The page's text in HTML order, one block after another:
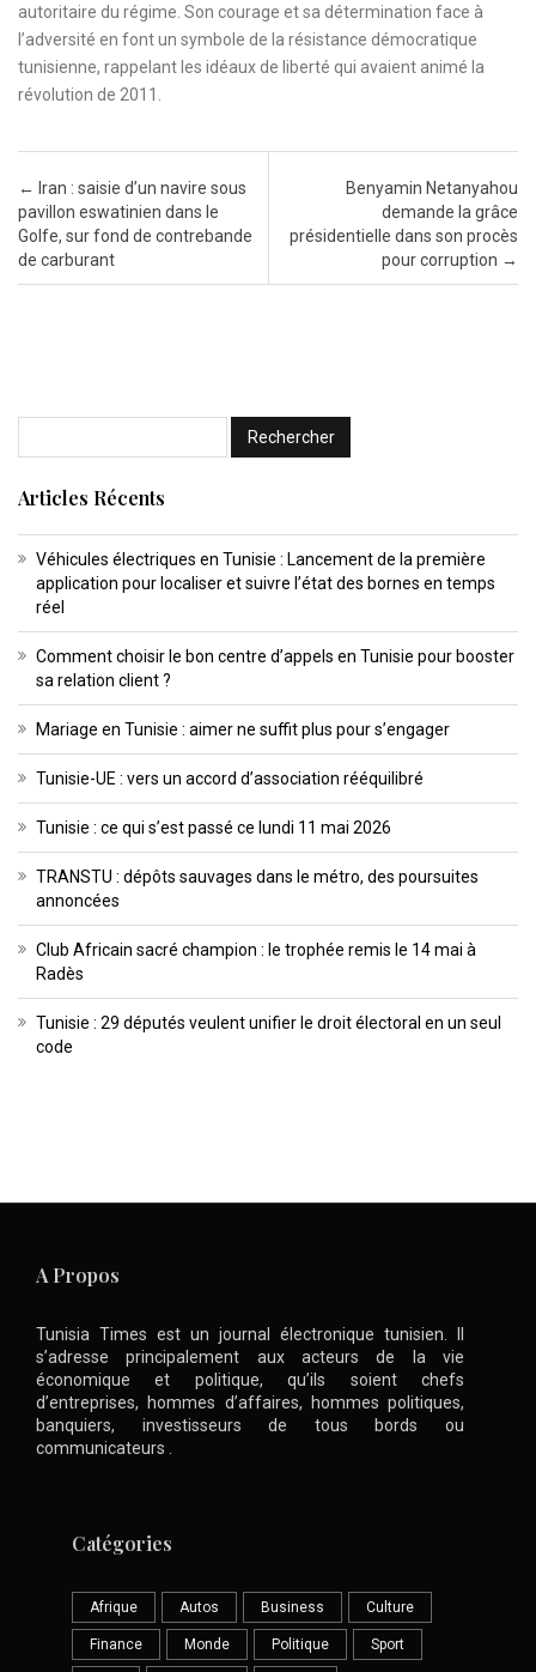
autoritaire du régime. Son courage et sa détermination face à
l’adversité en font un symbole de la résistance démocratique
tunisienne, rappelant les idéaux de liberté qui avaient animé la
révolution de 2011.
Post navigation
← Iran : saisie d’un navire sous
pavillon eswatinien dans le
Golfe, sur fond de contrebande
de carburant
Benyamin Netanyahou
demande la grâce
présidentielle dans son procès
pour corruption →
Articles Récents
Véhicules électriques en Tunisie : Lancement de la première
application pour localiser et suivre l’état des bornes en temps
réel
Comment choisir le bon centre d’appels en Tunisie pour booster
sa relation client ?
Mariage en Tunisie : aimer ne suffit plus pour s’engager
Tunisie-UE : vers un accord d’association rééquilibré
Tunisie : ce qui s’est passé ce lundi 11 mai 2026
TRANSTU : dépôts sauvages dans le métro, des poursuites
annoncées
Club Africain sacré champion : le trophée remis le 14 mai à
Radès
Tunisie : 29 députés veulent unifier le droit électoral en un seul
code
A Propos
Tunisia Times est un journal électronique tunisien. Il
s’adresse principalement aux acteurs de la vie
économique et politique, qu’ils soient chefs
d’entreprises, hommes d’affaires, hommes politiques,
banquiers, investisseurs de tous bords ou
communicateurs .
Catégories
Afrique Autos Business Culture
Finance Monde Politique Sport